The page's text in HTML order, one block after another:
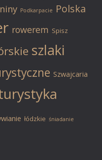
Podkarpacie Polska
rowerem Spisz
szlaki
Szwajcaria
łódzkie śniadanie